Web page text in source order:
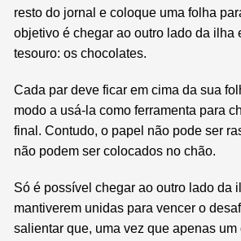
resto do jornal e coloque uma folha
objetivo é chegar ao outro lado da ilha
tesouro: os chocolates.
Cada par deve ficar em cima da sua
modo a usá-la como ferramenta para
final. Contudo, o papel não pode ser
não podem ser colocados no chão.
Só é possível chegar ao outro lado da
mantiverem unidas para vencer o
salientar que, uma vez que apenas